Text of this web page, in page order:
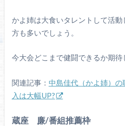
かよ姉は大食いタレントして活
方も多いでしょう。
今大会どこまで健闘できるか期待
関連記事： 中島佳代（かよ姉）
入は大幅UP?
蔵座 廉/番組推薦枠